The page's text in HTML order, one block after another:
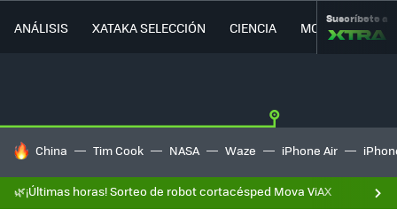
ANÁLISIS XATAKA SELECCIÓN CIENCIA MOVILIDAD
Suscríbete a
HOY SE HABLA DE
China Tim Cook NASA Waze iPhone Air
🌿¡Últimas horas! Sorteo de robot cortacésped Mova ViAX